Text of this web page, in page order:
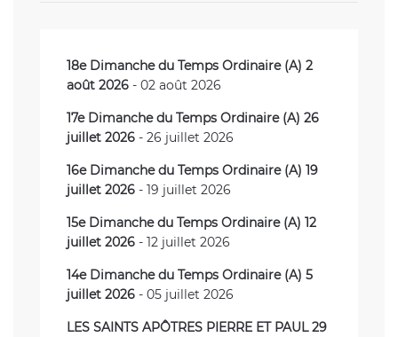
18e Dimanche du Temps Ordinaire (A) 2
août 2026 - 02 août 2026
17e Dimanche du Temps Ordinaire (A) 26
juillet 2026 - 26 juillet 2026
16e Dimanche du Temps Ordinaire (A) 19
juillet 2026 - 19 juillet 2026
15e Dimanche du Temps Ordinaire (A) 12
juillet 2026 - 12 juillet 2026
14e Dimanche du Temps Ordinaire (A) 5
juillet 2026 - 05 juillet 2026
LES SAINTS APÔTRES PIERRE ET PAUL 29